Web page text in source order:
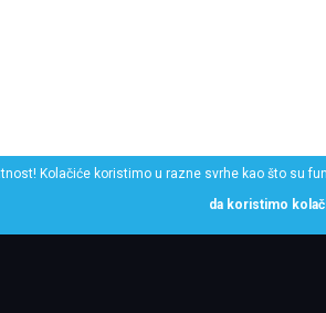
Kolačiće koristimo u razne svrhe kao što su
da koristimo